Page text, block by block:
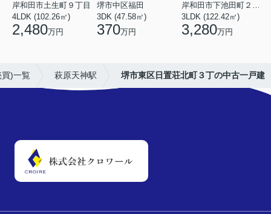
岸和田市土生町９丁目
4LDK (102.26㎡)
2,480万円
堺市中区福田
3DK (47.58㎡)
370万円
岸和田市下池田町２丁目
3LDK (122.42㎡)
3,280万円
)一覧 萩原天神駅 堺市東区日置荘北町３丁の中古一戸建